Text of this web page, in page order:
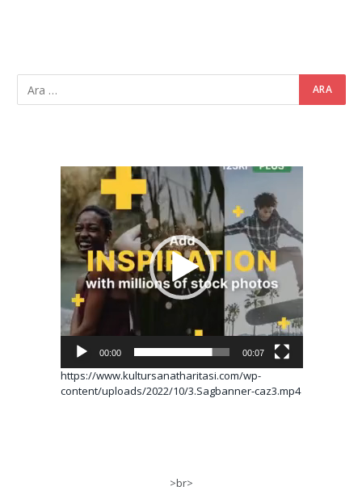
Video
oynatıcı
00:00 00:07
https://www.kultursanatharitasi.com/wp-
content/uploads/2022/10/3.Sagbanner-caz3.mp4
>br>